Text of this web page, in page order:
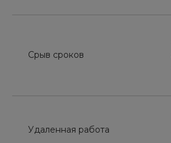
Срыв сроков
Удаленная работа